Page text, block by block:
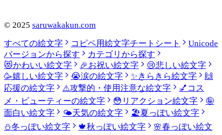
© 2025 saruwakakun.com
すべての絵文字
コピペ用絵文字チートシート
Unicode
バージョンから探す
カテゴリから探す
😻かわいい絵文字 🎉お祝い絵文字 😢悲しい絵文字
🥳嬉しい絵文字 😭涙の絵文字 ✨きらきら絵文字
🙌
応援の絵文字
⚠️攻撃的・使用注意な絵文字 💅 コス
メ・ビューティーの絵文字
😳 リアクション絵文字
🤪
面白い絵文字
🌤️天気の絵文字 🏖️夏っぽい絵文字
⛄冬っぽい絵文字 🍁秋っぽい絵文字 🌸春っぽい絵文